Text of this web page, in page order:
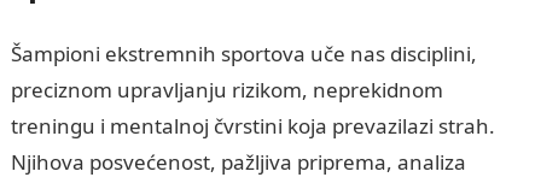
Šampioni ekstremnih sportova uče nas disciplini,
preciznom upravljanju rizikom, neprekidnom
treningu i mentalnoj čvrstini koja prevazilazi strah.
Njihova posvećenost, pažljiva priprema, analiza